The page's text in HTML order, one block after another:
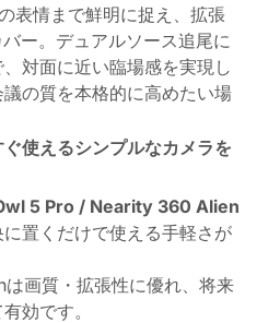
表情まで鮮明に捉え、拡張
ー。デュアルソース追尾に
対面に近い臨場感を実現し
の質を本格的に高めたい場
ぐ使えるシンプルなカメラを
5 Pro / Nearity 360 Alien
置くだけで使える手軽さが
画質・拡張性に優れ、将来
効です。